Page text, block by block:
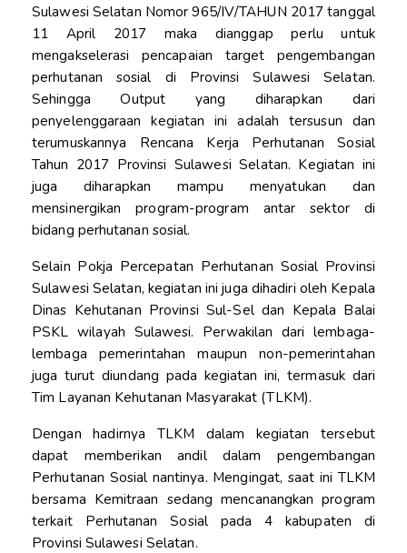
Sulawesi Selatan Nomor 965/IV/TAHUN 2017 tanggal
11 April 2017 maka dianggap perlu untuk
mengakselerasi pencapaian target pengembangan
perhutanan sosial di Provinsi Sulawesi Selatan.
Sehingga Output yang diharapkan dari
penyelenggaraan kegiatan ini adalah tersusun dan
terumuskannya Rencana Kerja Perhutanan Sosial
Tahun 2017 Provinsi Sulawesi Selatan. Kegiatan ini
juga diharapkan mampu menyatukan dan
mensinergikan program-program antar sektor di
bidang perhutanan sosial.
Selain Pokja Percepatan Perhutanan Sosial Provinsi
Sulawesi Selatan, kegiatan ini juga dihadiri oleh Kepala
Dinas Kehutanan Provinsi Sul-Sel dan Kepala Balai
PSKL wilayah Sulawesi. Perwakilan dari lembaga-
lembaga pemerintahan maupun non-pemerintahan
juga turut diundang pada kegiatan ini, termasuk dari
Tim Layanan Kehutanan Masyarakat (TLKM).
Dengan hadirnya TLKM dalam kegiatan tersebut
dapat memberikan andil dalam pengembangan
Perhutanan Sosial nantinya. Mengingat, saat ini TLKM
bersama Kemitraan sedang mencanangkan program
terkait Perhutanan Sosial pada 4 kabupaten di
Provinsi Sulawesi Selatan.